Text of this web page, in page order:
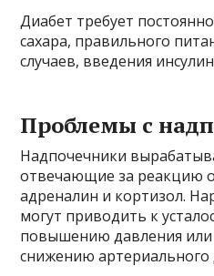
Диабет требует
сахара, правильного
случаев, введения
Проблемы с
Надпочечники
отвечающие за реакцию
адреналин и кортизол.
могут приводить к
повышению давления
снижению артериального